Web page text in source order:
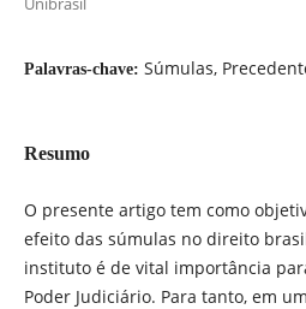
Palavras-chave: Súmulas,
Resumo
O presente artigo tem como
efeito das súmulas no direito
instituto é de vital importância
Poder Judiciário. Para tanto, em